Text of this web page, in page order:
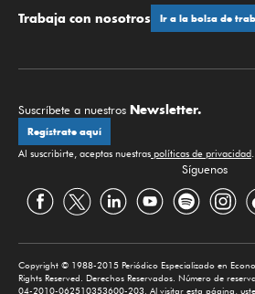
Trabaja con nosotros Ir a la bolsa de
Suscríbete a nuestros Newsletter.
Regístrate aquí
Al suscribirte, aceptas nuestras políticas de privacidad.
Síguenos
Copyright © 1988-2015 Periódico Especializado en
Rights Reserved. Derechos Reservados. Número de
04-2010-062510353600-203. Al visitar esta página,